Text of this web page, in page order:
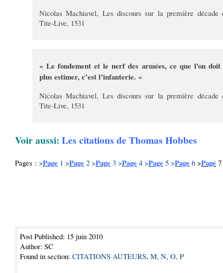
Nicolas Machiavel, Les discours sur la première décade
Tite-Live, 1531
« Le fondement et le nerf des armées, ce que l’on doit
plus estimer, c’est l’infanterie. »
Nicolas Machiavel, Les discours sur la première décade
Tite-Live, 1531
Voir aussi: Les citations de Thomas Hobbes
Pages : >Page 1 >Page 2 >Page 3 >Page 4 >Page 5 >Page 6 >Page 7
Post Published: 15 juin 2010
Author: SC
Found in section: CITATIONS AUTEURS, M, N, O, P